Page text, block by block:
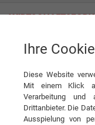
Superfinish-
Produkt Supfina
DIESEN
Ihre
Diese Website
Mit einem Klick
Verarbeitung
Drittanbieter. Die
Ausspielung von